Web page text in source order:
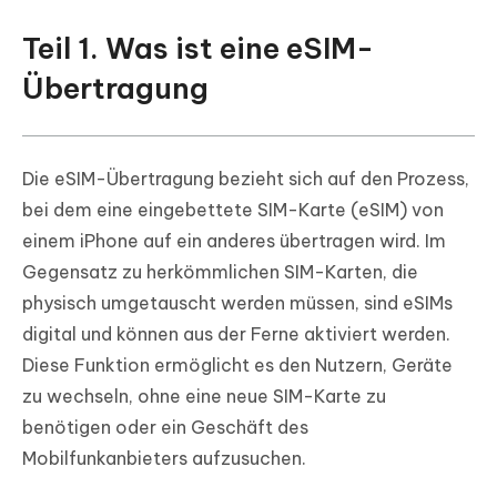
Teil 1. Was ist eine eSIM-
Übertragung
Die eSIM-Übertragung bezieht sich auf den Prozess,
bei dem eine eingebettete SIM-Karte (eSIM) von
einem iPhone auf ein anderes übertragen wird. Im
Gegensatz zu herkömmlichen SIM-Karten, die
physisch umgetauscht werden müssen, sind eSIMs
digital und können aus der Ferne aktiviert werden.
Diese Funktion ermöglicht es den Nutzern, Geräte
zu wechseln, ohne eine neue SIM-Karte zu
benötigen oder ein Geschäft des
Mobilfunkanbieters aufzusuchen.